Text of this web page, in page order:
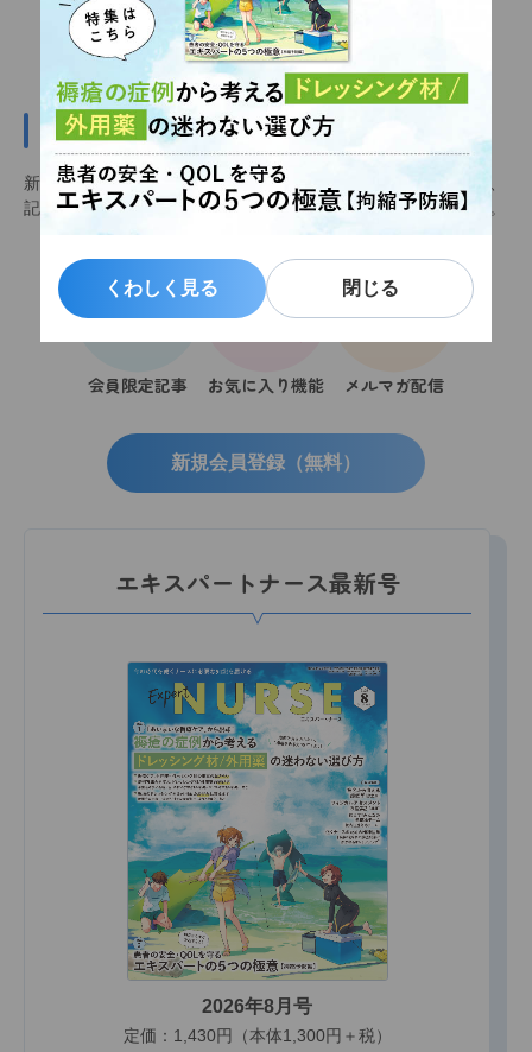
くわしく見る 閉じる
くわしく見る 閉じる
新規会員登録（無料）
新規会員登録（無料）をすると会員限定記事を閲覧できるほか、
記事をお気に入りに追加し、いつでも見返せるようになります。
会員限定記事 お気に入り機能 メルマガ配信
新規会員登録（無料）
エキスパートナース最新号
2026年8月号
定価：1,430円（本体1,300円＋税）